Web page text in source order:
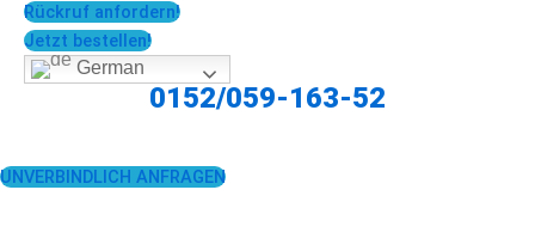
Rückruf anfordern!
Jetzt bestellen!
German
0152/059-163-52
UNVERBINDLICH ANFRAGEN